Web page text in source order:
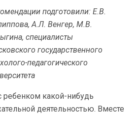
подготовили: Е.В.
А.Л. Венгер, М.В.
специалисты
государственного
педагогического
ребенком какой-нибудь
деятельностью. Вместе